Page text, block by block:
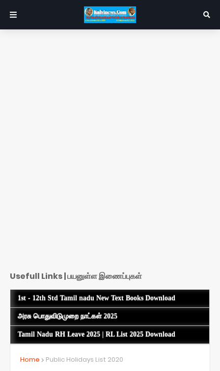
Usefull Links | பயனுள்ள இணைப்புகள்
1st - 12th Std Tamil nadu New Text Books Download
அரசு பொதுவிடுமுறை நாட்கள் 2025
Tamil Nadu RH Leave 2025 | RL List 2025 Download
Home Public Holidays List 2020